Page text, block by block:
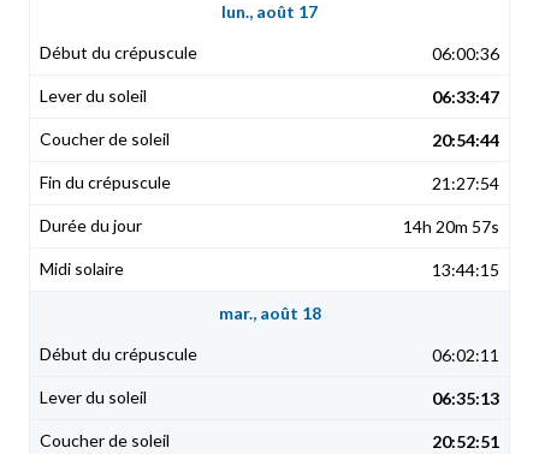
lun., août 17
06:00:36
06:33:47
20:54:44
21:27:54
14h 20m 57s
13:44:15
mar., août 18
06:02:11
06:35:13
20:52:51